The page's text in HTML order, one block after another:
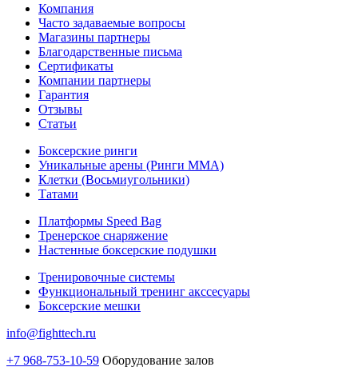
Компания
Часто задаваемые вопросы
Магазины партнеры
Благодарственные письма
Сертификаты
Компании партнеры
Гарантия
Отзывы
Статьи
Боксерские ринги
Уникальные арены (Ринги ММА)
Клетки (Восьмиугольники)
Татами
Платформы Speed Bag
Тренерское снаряжение
Настенные боксерские подушки
Тренировочные системы
Функциональный тренинг акссесуары
Боксерские мешки
info@fighttech.ru
+7 968-753-10-59 Оборудование залов